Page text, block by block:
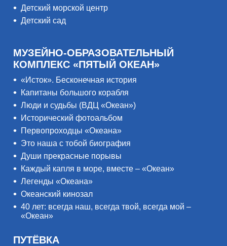
Детский морской центр
Детский сад
МУЗЕЙНО-ОБРАЗОВАТЕЛЬНЫЙ
КОМПЛЕКС «ПЯТЫЙ ОКЕАН»
«Исток». Бесконечная история
Капитаны большого корабля
Люди и судьбы (ВДЦ «Океан»)
Исторический фотоальбом
Первопроходцы «Океана»
Это наша с тобой биография
Души прекрасные порывы
Каждый капля в море, вместе – «Океан»
Легенды «Океана»
Океанский кинозал
40 лет: всегда наш, всегда твой, всегда мой –
«Океан»
ПУТЁВКА